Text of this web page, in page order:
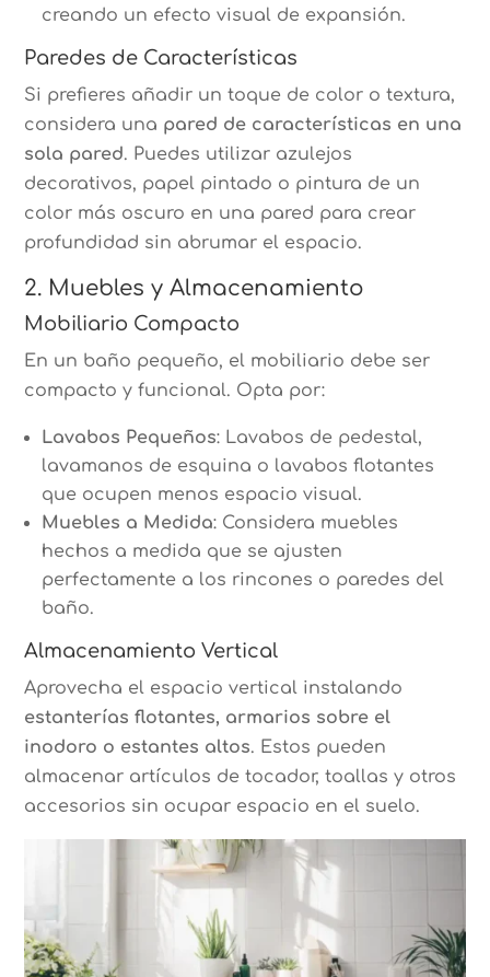
creando un efecto visual de expansión.
Paredes de Características
Si prefieres añadir un toque de color o textura,
considera una pared de características en una
sola pared. Puedes utilizar azulejos
decorativos, papel pintado o pintura de un
color más oscuro en una pared para crear
profundidad sin abrumar el espacio.
2. Muebles y Almacenamiento
Mobiliario Compacto
En un baño pequeño, el mobiliario debe ser
compacto y funcional. Opta por:
Lavabos Pequeños: Lavabos de pedestal,
lavamanos de esquina o lavabos flotantes
que ocupen menos espacio visual.
Muebles a Medida: Considera muebles
hechos a medida que se ajusten
perfectamente a los rincones o paredes del
baño.
Almacenamiento Vertical
Aprovecha el espacio vertical instalando
estanterías flotantes, armarios sobre el
inodoro o estantes altos. Estos pueden
almacenar artículos de tocador, toallas y otros
accesorios sin ocupar espacio en el suelo.